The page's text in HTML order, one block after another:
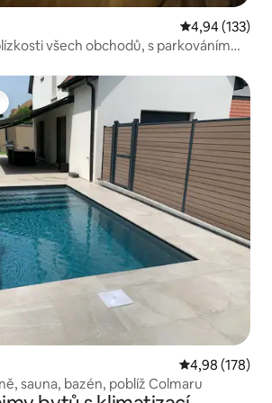
Průměrné
4,94 (133)
všech obchodů, s parkováním
Průměrné
4,98 (178)
sauna, bazén, poblíž Colmaru